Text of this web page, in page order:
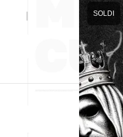
SOLDI